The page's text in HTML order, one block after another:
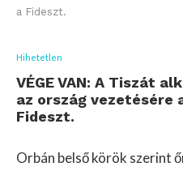
a Fideszt.
Hihetetlen
VÉGE VAN: A Tiszát
az ország vezetésére
Fideszt.
Orbán belső körök szerint